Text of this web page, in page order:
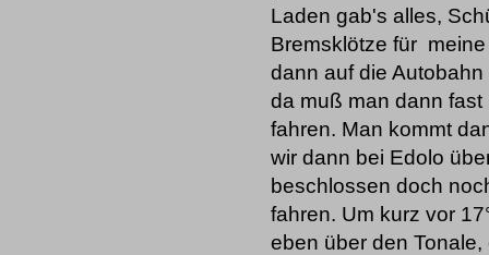
Laden gab's alles,
Bremsklötze für
dann auf die
da muß man dann
fahren. Man kommt
wir dann bei Edolo
beschlossen doch
fahren. Um kurz vor
eben über den